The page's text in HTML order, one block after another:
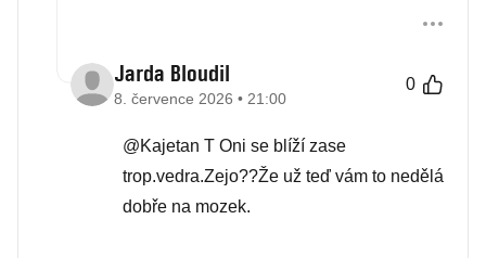
Jarda Bloudil
8. července 2026 • 21:00
0
@Kajetan T Oni se blíží zase
trop.vedra.Zejo??Že už teď vám to nedělá
dobře na mozek.